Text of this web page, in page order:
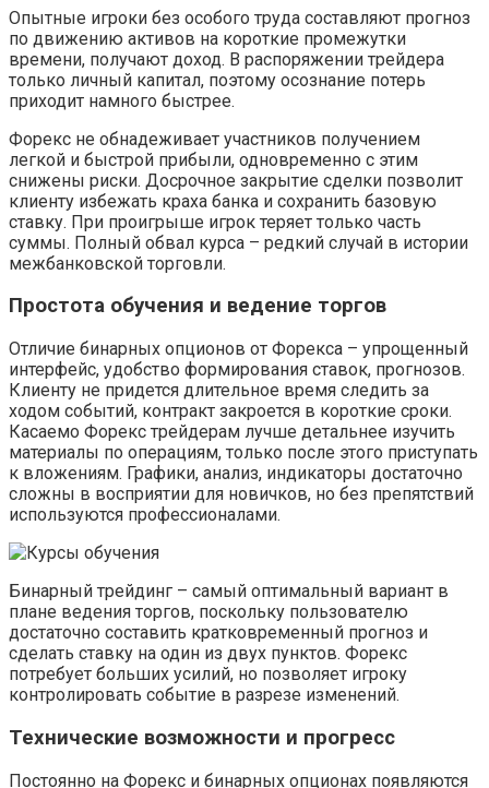
Опытные игроки без особого труда составляют прогноз
по движению активов на короткие промежутки
времени, получают доход. В распоряжении трейдера
только личный капитал, поэтому осознание потерь
приходит намного быстрее.
Форекс не обнадеживает участников получением
легкой и быстрой прибыли, одновременно с этим
снижены риски. Досрочное закрытие сделки позволит
клиенту избежать краха банка и сохранить базовую
ставку. При проигрыше игрок теряет только часть
суммы. Полный обвал курса – редкий случай в истории
межбанковской торговли.
Простота обучения и ведение торгов
Отличие бинарных опционов от Форекса – упрощенный
интерфейс, удобство формирования ставок, прогнозов.
Клиенту не придется длительное время следить за
ходом событий, контракт закроется в короткие сроки.
Касаемо Форекс трейдерам лучше детальнее изучить
материалы по операциям, только после этого приступать
к вложениям. Графики, анализ, индикаторы достаточно
сложны в восприятии для новичков, но без препятствий
используются профессионалами.
Бинарный трейдинг – самый оптимальный вариант в
плане ведения торгов, поскольку пользователю
достаточно составить кратковременный прогноз и
сделать ставку на один из двух пунктов. Форекс
потребует больших усилий, но позволяет игроку
контролировать событие в разрезе изменений.
Технические возможности и прогресс
Постоянно на Форекс и бинарных опционах появляются